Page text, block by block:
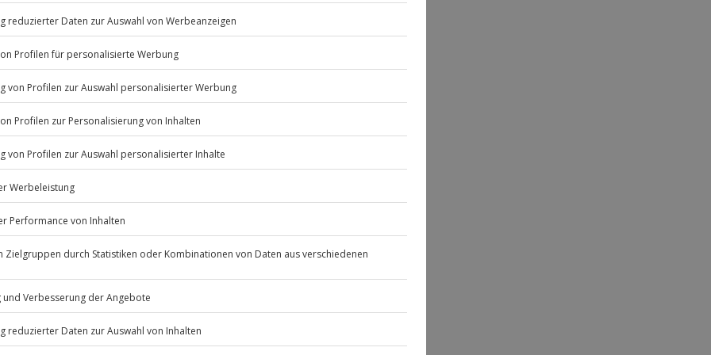
der 70er Jahre? Steig ein
Feeling.
12:30 Uhr des Folgetages)
verfügbar.
Sound
und Besteck
Listenansicht